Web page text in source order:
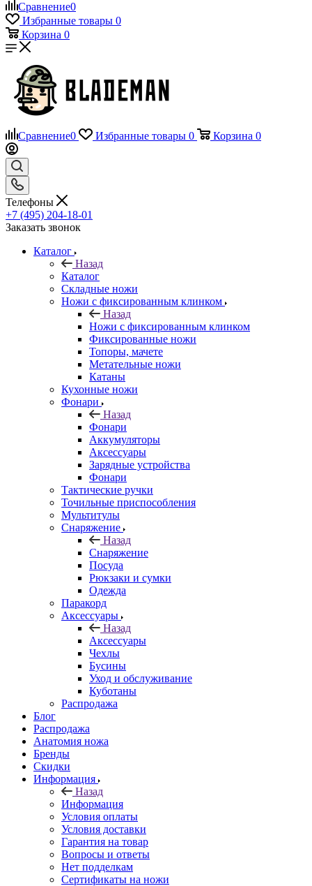
Сравнение0
Избранные товары 0
Корзина 0
Сравнение0 Избранные товары 0 Корзина 0
Телефоны
+7 (495) 204-18-01
Заказать звонок
Каталог
Назад
Каталог
Складные ножи
Ножи с фиксированным клинком
Назад
Ножи с фиксированным клинком
Фиксированные ножи
Топоры, мачете
Метательные ножи
Катаны
Кухонные ножи
Фонари
Назад
Фонари
Аккумуляторы
Аксессуары
Зарядные устройства
Фонари
Тактические ручки
Точильные приспособления
Мультитулы
Снаряжение
Назад
Снаряжение
Посуда
Рюкзаки и сумки
Одежда
Паракорд
Аксессуары
Назад
Аксессуары
Чехлы
Бусины
Уход и обслуживание
Куботаны
Распродажа
Блог
Распродажа
Анатомия ножа
Бренды
Скидки
Информация
Назад
Информация
Условия оплаты
Условия доставки
Гарантия на товар
Вопросы и ответы
Нет подделкам
Сертификаты на ножи